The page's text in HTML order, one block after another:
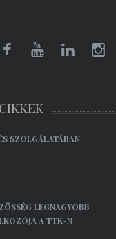
SZOLGÁLATÁBAN
LEGNAGYOBB
A TTK-N